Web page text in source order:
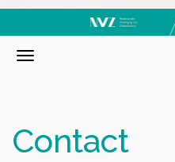
Contact